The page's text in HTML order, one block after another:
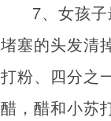
7、女孩
堵塞的头发清
打粉、四分之
醋，醋和小苏